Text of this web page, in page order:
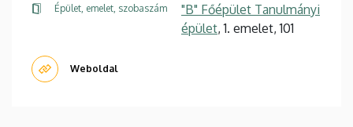
Épület, emelet, szobaszám
"B" Főépület Tanulmányi
épület, 1. emelet, 101
Weboldal